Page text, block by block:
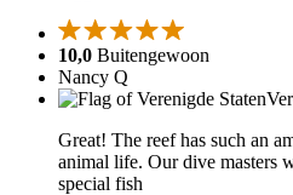
10,0 Buitengewoon
Nancy Q
Great! The reef has such an
animal life. Our dive masters
special fish